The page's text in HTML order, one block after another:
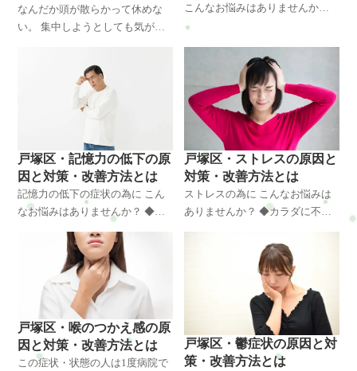
策・改善方法とは
なんだか頭が散らかって休めな
い。 集中しようとしても気がそ
る。 それでも「性格だから」
「努力が足りない」と思い込ん
でいませんか。 ここで安心して
こんなお悩みはありませんか？
◆仕事に支障がでて悩んでいる
でいる ◆カラダに不調がでて悩
んでいる ◆ぼ～っとする事が増
戸塚区・記憶力の低下の原
因と対策・改善方法とは
記憶力の低下の症状の為に こん
なお悩みはありませんか？ ◆仕
段の生活に支障がでて悩んでい
る ◆カラダに不調がでて悩んで
いる ◆ぼ～っとする事が増えて
戸塚区・ストレスの原因と
対策・改善方法とは
ストレスの為に こんなお悩みは
ありませんか？ ◆カラダに不調
悩んでいる ◆不眠で悩んでいる
◆イライラしやすくて悩んでい
る ◆無気力・憂鬱で悩んで
戸塚区・喉のつかえ感の原
因と対策・改善方法とは
この症状・状態の人は1度病院で
戸塚区・鬱症状の原因と対
策・改善方法とは